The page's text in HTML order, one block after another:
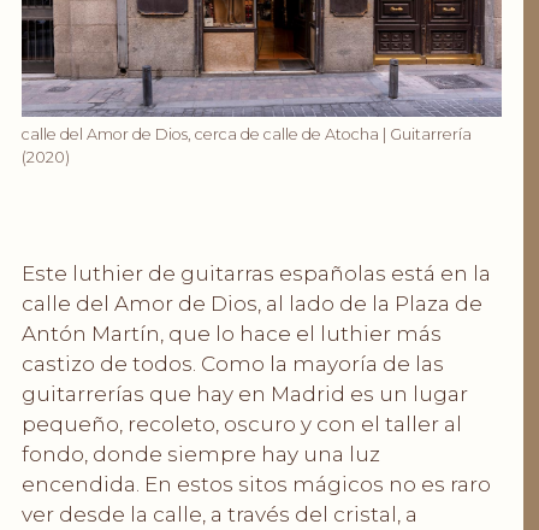
calle del Amor de Dios, cerca de calle de Atocha | Guitarrería
(2020)
Este luthier de guitarras españolas está en la
calle del Amor de Dios, al lado de la Plaza de
Antón Martín, que lo hace el luthier más
castizo de todos. Como la mayoría de las
guitarrerías que hay en Madrid es un lugar
pequeño, recoleto, oscuro y con el taller al
fondo, donde siempre hay una luz
encendida. En estos sitos mágicos no es raro
ver desde la calle, a través del cristal, a